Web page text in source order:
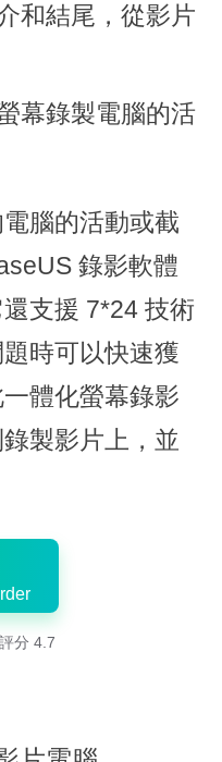
和結尾，從影片
幕錄製電腦的活
腦的活動或截
錄影軟體
支援 7*24 技術
時可以快速獲
體化螢幕錄影
製影片上，並
分 4.7